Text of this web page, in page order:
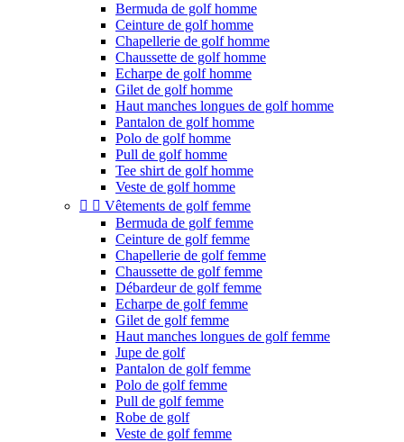
Bermuda de golf homme
Ceinture de golf homme
Chapellerie de golf homme
Chaussette de golf homme
Echarpe de golf homme
Gilet de golf homme
Haut manches longues de golf homme
Pantalon de golf homme
Polo de golf homme
Pull de golf homme
Tee shirt de golf homme
Veste de golf homme
  Vêtements de golf femme
Bermuda de golf femme
Ceinture de golf femme
Chapellerie de golf femme
Chaussette de golf femme
Débardeur de golf femme
Echarpe de golf femme
Gilet de golf femme
Haut manches longues de golf femme
Jupe de golf
Pantalon de golf femme
Polo de golf femme
Pull de golf femme
Robe de golf
Veste de golf femme